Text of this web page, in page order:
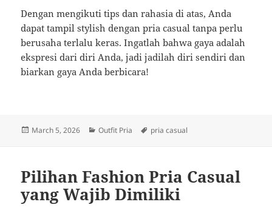
Dengan mengikuti tips dan rahasia di atas, Anda
dapat tampil stylish dengan pria casual tanpa perlu
berusaha terlalu keras. Ingatlah bahwa gaya adalah
ekspresi dari diri Anda, jadi jadilah diri sendiri dan
biarkan gaya Anda berbicara!
Posted
March 5, 2026 Categories
Outfit Pria Tags
pria casual
Pilihan Fashion Pria Casual
yang Wajib Dimiliki